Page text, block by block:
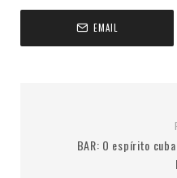
EMAIL
BAR: O espírito